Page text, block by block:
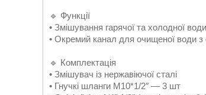
🔹 Функції
• Змішування гарячої та холодної води
• Окремий канал для очищеної води
🔹 Комплектація
• Змішувач із нержавіючої сталі
• Гнучкі шланги М10*1/2″ — 3 шт